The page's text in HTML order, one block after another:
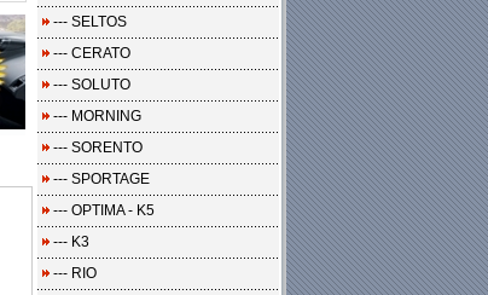
--- SELTOS
--- CERATO
--- SOLUTO
--- MORNING
--- SORENTO
--- SPORTAGE
--- OPTIMA - K5
--- K3
--- RIO